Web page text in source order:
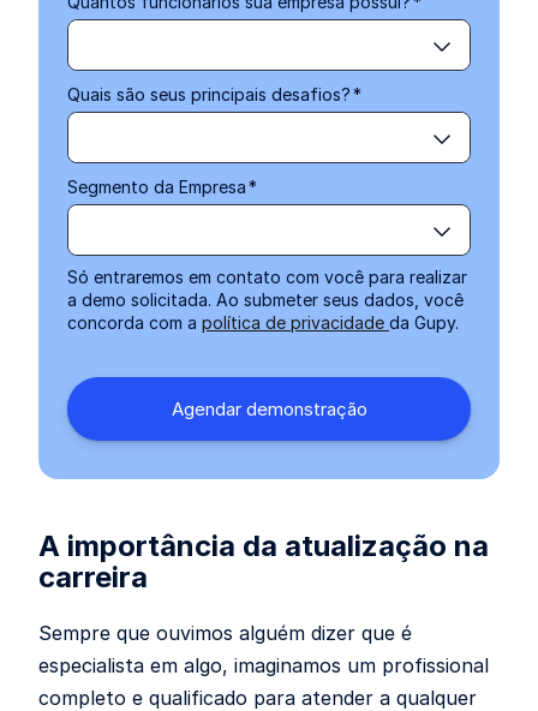
Quais são seus principais desafios?*
Segmento da Empresa*
Só entraremos em contato com você para realizar
a demo solicitada. Ao submeter seus dados, você
concorda com a política de privacidade da Gupy.
A importância da atualização na
carreira
Sempre que ouvimos alguém dizer que é
especialista em algo, imaginamos um profissional
completo e qualificado para atender a qualquer